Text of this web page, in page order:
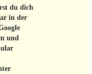
du dich
in der
und